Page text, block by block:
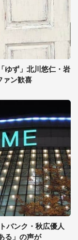
ゆず」北川悠仁・岩
ァン歓喜
バンク・秋広優人
る」の声が